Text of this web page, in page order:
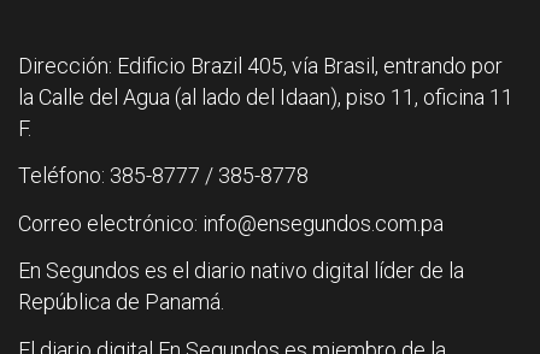
Dirección: Edificio Brazil 405, vía Brasil, entrando por
la Calle del Agua (al lado del Idaan), piso 11, oficina 11
F.
Teléfono: 385-8777 / 385-8778
Correo electrónico: info@ensegundos.com.pa
En Segundos es el diario nativo digital líder de la
República de Panamá.